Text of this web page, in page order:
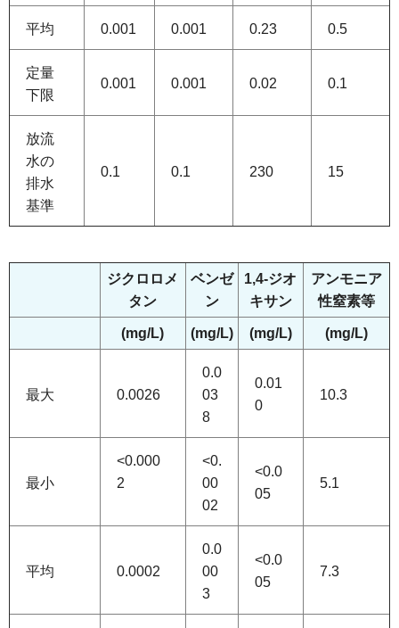
平均 0.001 0.001 0.23 0.5
定量
下限
0.001 0.001 0.02 0.1
放流
水の
排水
基準
0.1 0.1 230 15
ジクロロメ
タン
ベンゼ
ン
1,4-ジオ
キサン
アンモニア
性窒素等
(mg/L) (mg/L) (mg/L) (mg/L)
最大 0.0026
0.0
03
8
0.01
0
10.3
最小
<0.000
2
<0.
00
02
<0.0
05
5.1
平均 0.0002
0.0
00
3
<0.0
05
7.3